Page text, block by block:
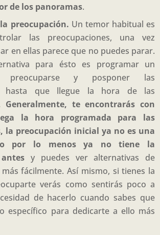
de los panoramas.
preocupación. Un temor habitual es
las preocupaciones, una vez
en ellas parece que no puedes parar.
para ésto es programar un
preocuparse y posponer las
hasta que llegue la hora de las
Generalmente, te encontrarás con
la hora programada para las
la preocupación inicial ya no es una
o por lo menos ya no tiene la
y puedes ver alternativas de
fácilmente. Así mismo, si tienes la
verás como sentirás poco a
de hacerlo cuando sabes que
específico para dedicarte a ello más